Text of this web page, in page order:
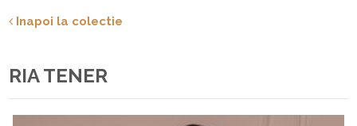
Inapoi la colectie
RIA TENER